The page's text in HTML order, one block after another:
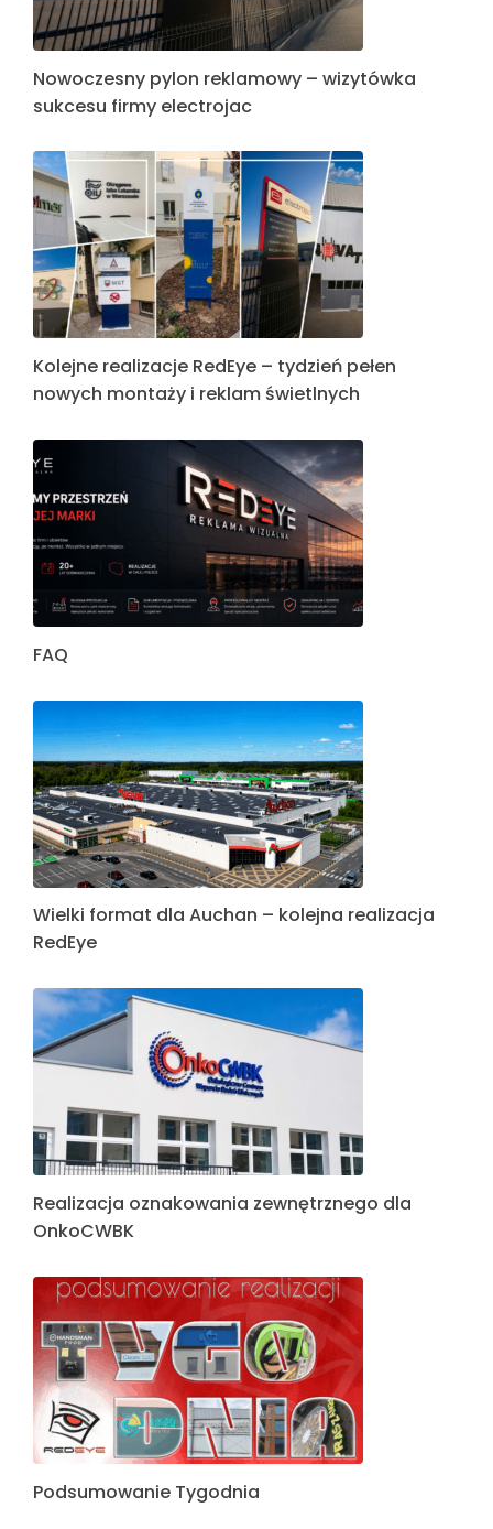
Nowoczesny pylon reklamowy – wizytówka
sukcesu firmy electrojac
Kolejne realizacje RedEye – tydzień pełen
nowych montaży i reklam świetlnych
FAQ
Wielki format dla Auchan – kolejna realizacja
RedEye
Realizacja oznakowania zewnętrznego dla
OnkoCWBK
Podsumowanie Tygodnia